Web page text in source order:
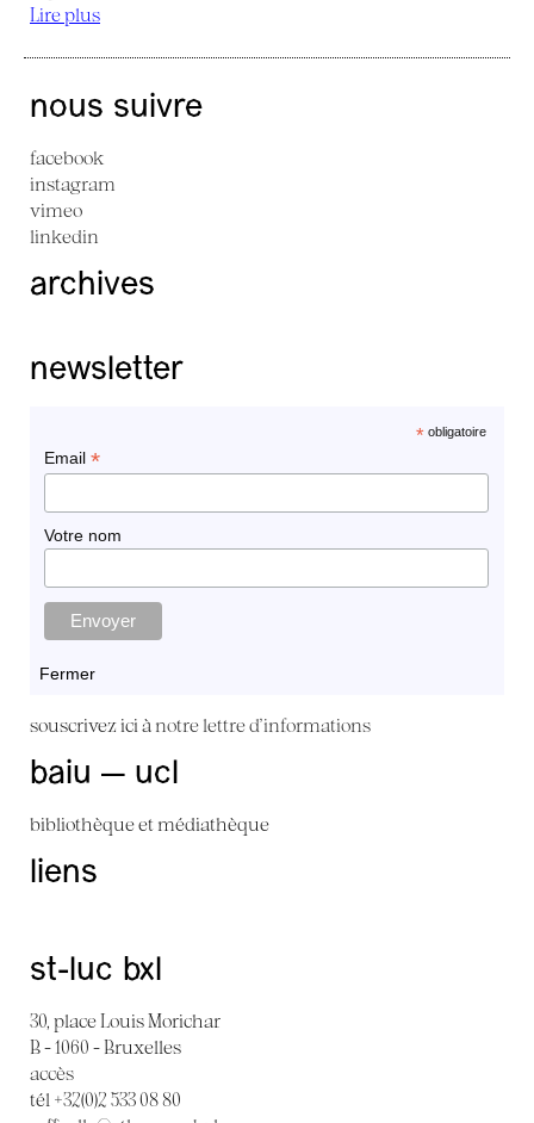
Lire plus
nous suivre
facebook
instagram
vimeo
linkedin
archives
newsletter
*obligatoire
Email *
Votre nom
Fermer
souscrivez ici à notre lettre d'informations
baiu — ucl
bibliothèque et médiathèque
liens
st-luc bxl
30, place Louis Morichar
B - 1060 - Bruxelles
accès
tél +32(0)2 533 08 80